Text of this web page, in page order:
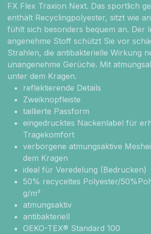
FX Flex Traxion Next. Das sportlich
enthält Recyclingpolyester, sitzt wie
fühlt sich besonders bequem an. Der
angenehme Stoff schützt Sie vor
Strahlen, die antibakterielle Wirkung
unangenehme Gerüche. Mit
unter dem Kragen.
reflektierende Details
Zweiknopfleiste
taillierte Passform
eingedrucktes Nackenlabel für
Tragekomfort
verborgene atmungsaktive
dem Kragen
ideal für Veredelung (Bedrucken)
50% recyceltes Polyester/
g/m²
atmungsaktiv
antibakteriell
OEKO-TEX® Standard 100